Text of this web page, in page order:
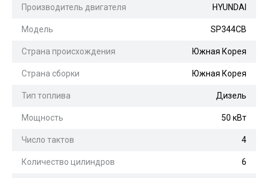
Производитель двигателя HYUNDAI
Модель SP344CB
Страна происхождения Южная Корея
Страна сборки Южная Корея
Тип топлива Дизель
Мощность 50 кВт
Число тактов 4
Количество цилиндров 6